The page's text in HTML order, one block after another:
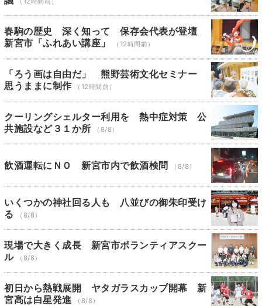
春駒の歴史 深く知って 保存会代表が登壇
新宮市「ふれあい講座」
（12時間前）
「ろう画は自由だ」 熊野芸術文化セミナー
思うままに制作
（12時間前）
クーリングシェルター利用を 熱中症対策 公
共施設など３１か所
（8/8）
飲酒運転にＮＯ 新宮市内で飲酒検問 （8/8）
いくつかの神社回る人も 八並びの御朱印受け
る
（8/8）
現場で大きく成長 新宮市ボランティアスクー
ル
（8/8）
初日から熱戦展開 ヤタガラスカップ開幕 新
宮高は白星発進
（8/8）